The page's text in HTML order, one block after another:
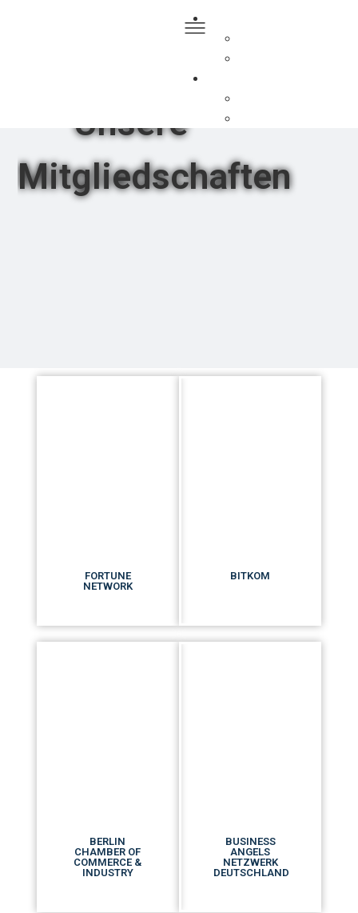
Unsere
Mitgliedschaften
FORTUNE
NETWORK
BITKOM
BERLIN
CHAMBER OF
COMMERCE &
INDUSTRY
BUSINESS
ANGELS
NETZWERK
DEUTSCHLAND